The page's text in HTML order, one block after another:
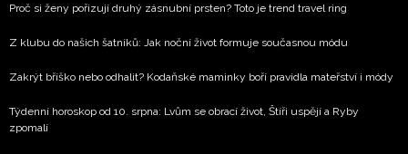
Proč si ženy pořizují druhý zásnubní prsten? Toto je trend travel ring
Z klubu do našich šatníků: Jak noční život formuje současnou módu
Zakrýt bříško nebo odhalit? Kodaňské maminky boří pravidla mateřství i módy
Týdenní horoskop od 10. srpna: Lvům se obrací život, Štíři uspějí a Ryby
zpomalí